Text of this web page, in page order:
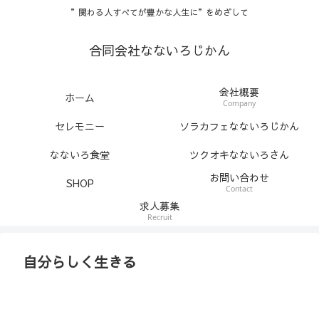
”関わる人すべてが豊かな人生に”をめざして
合同会社なないろじかん
ホーム 会社概要
Company
セレモニー
ソラカフェなないろじかん
なないろ食堂
ツクオキなないろさん
SHOP
お問い合わせ
Contact
求人募集
Recruit
自分らしく生きる